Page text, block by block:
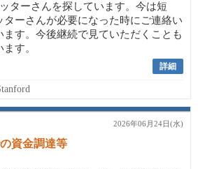
ターさんを探しています。今は短
ーさんが必要になった時にご連絡い
す。今後継続で見ていただくことも
す。
詳細
2026年06月24日(水)
資金調達等